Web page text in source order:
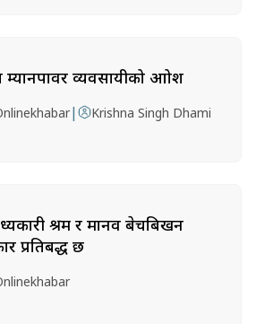
म्यानपावर व्यवसायीको आक्रोश
| Krishna Singh Dhami
श्रम र मानव बेचबिखन
प्रतिबद्ध छ